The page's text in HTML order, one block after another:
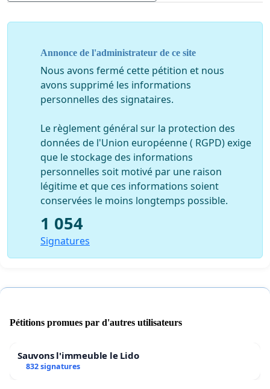
- Le basket-ball est une « religion » en terre
Chalossaise et le centre de formation qu’accueillera la
nouvelle salle est un gage de développement
prometteur pour les jeunes sportifs de notre région.
formation, Basket Landes est associée en coopération
territoriale avec les clubs de l'ESMS, de Montaut, de
l'USSAB, de l'EFCB pour la formation des jeunes enfants
en école de basket et participe aux activités sociales de
son territoire (intervention dans les écoles notamment).
Quitter Saint Sever, c'est remettre en cause une offre
territoire.
- Disposer d’un club professionnel sur notre
territoire est, pour les entreprises locales, un coup de
Annonce de l'administrateur de ce site
Nous avons fermé cette pétition et nous
avons supprimé les informations
personnelles des signataires.
Le règlement général sur la protection des
données de l'Union européenne ( RGPD) exige
que le stockage des informations
personnelles soit motivé par une raison
légitime et que ces informations soient
conservées le moins longtemps possible.
1 054
Signatures
Pétitions promues par d'autres utilisateurs
Sauvons l'immeuble le Lido
832 signatures